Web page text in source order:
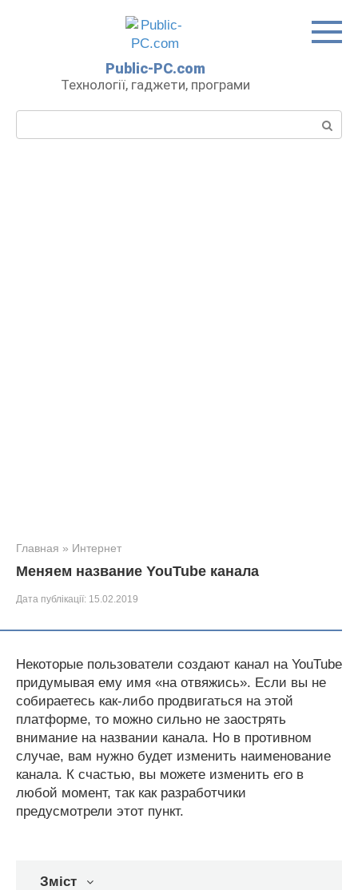
Public-PC.com
Технології, гаджети, програми
Главная » Интернет
Меняем название YouTube канала
Дата публікації: 15.02.2019
Некоторые пользователи создают канал на YouTube
придумывая ему имя «на отвяжись». Если вы не
собираетесь как-либо продвигаться на этой
платформе, то можно сильно не заострять
внимание на названии канала. Но в противном
случае, вам нужно будет изменить наименование
канала. К счастью, вы можете изменить его в
любой момент, так как разработчики
предусмотрели этот пункт.
Зміст